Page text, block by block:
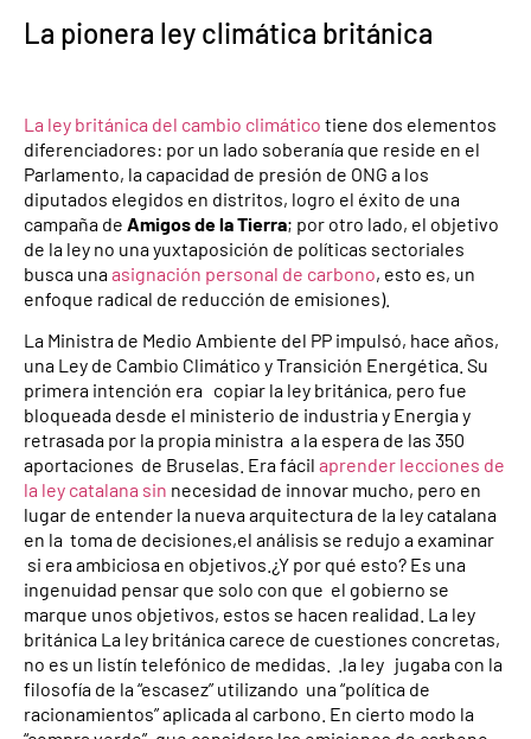
La pionera ley climática británica
La ley británica del cambio climático tiene dos elementos
diferenciadores: por un lado soberanía que reside en el
Parlamento, la capacidad de presión de ONG a los
diputados elegidos en distritos, logro el éxito de una
campaña de Amigos de la Tierra; por otro lado, el objetivo
de la ley no una yuxtaposición de políticas sectoriales
busca unaasignación personal de carbono, esto es, un
enfoque radical de reducción de emisiones).
La Ministra de Medio Ambiente del PP impulsó, hace años,
una Ley de Cambio Climático y Transición Energética. Su
primera intención era copiar la ley británica, pero fue
bloqueada desde el ministerio de industria y Energia y
retrasada por la propia ministra a la espera de las 350
aportaciones de Bruselas. Era fácil aprender lecciones de
la ley catalana sin necesidad de innovar mucho, pero en
lugar de entender la nueva arquitectura de la ley catalana
en la toma de decisiones,el análisis se redujo a examinar
si era ambiciosa en objetivos.¿Y por qué esto? Es una
ingenuidad pensar que solo con que el gobierno se
marque unos objetivos, estos se hacen realidad. La ley
británica La ley británica carece de cuestiones concretas,
no es un listín telefónico de medidas. .la ley jugaba con la
filosofía de la “escasez” utilizando una “política de
racionamientos” aplicada al carbono. En cierto modo la